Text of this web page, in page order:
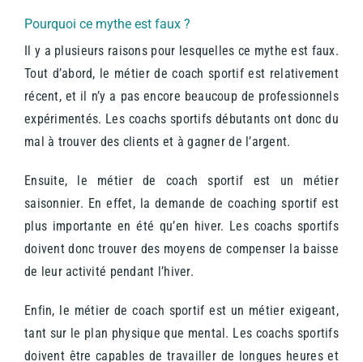
Pourquoi ce mythe est faux ?
Il y a plusieurs raisons pour lesquelles ce mythe est faux.
Tout d’abord, le métier de coach sportif est relativement
récent, et il n’y a pas encore beaucoup de professionnels
expérimentés. Les coachs sportifs débutants ont donc du
mal à trouver des clients et à gagner de l’argent.
Ensuite, le métier de coach sportif est un métier
saisonnier. En effet, la demande de coaching sportif est
plus importante en été qu’en hiver. Les coachs sportifs
doivent donc trouver des moyens de compenser la baisse
de leur activité pendant l’hiver.
Enfin, le métier de coach sportif est un métier exigeant,
tant sur le plan physique que mental. Les coachs sportifs
doivent être capables de travailler de longues heures et